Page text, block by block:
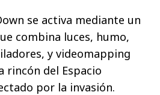
se activa mediante un
combina luces, humo,
y videomapping
rincón del Espacio
por la invasión.